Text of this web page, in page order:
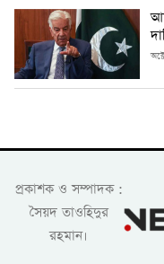
প্রকাশক ও সম্পাদক :
সৈয়দ তাওহিদুর
রহমান।